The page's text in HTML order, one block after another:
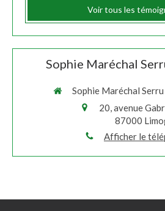
Voir tous les
Sophie Maréchal
Sophie Maréchal
20, avenue
87000
Afficher le